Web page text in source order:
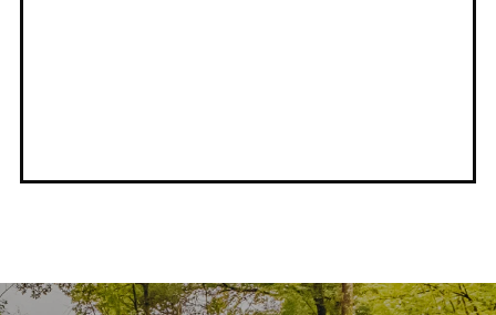
г. Москва, 78 км МКАД, д. 14, корп.1